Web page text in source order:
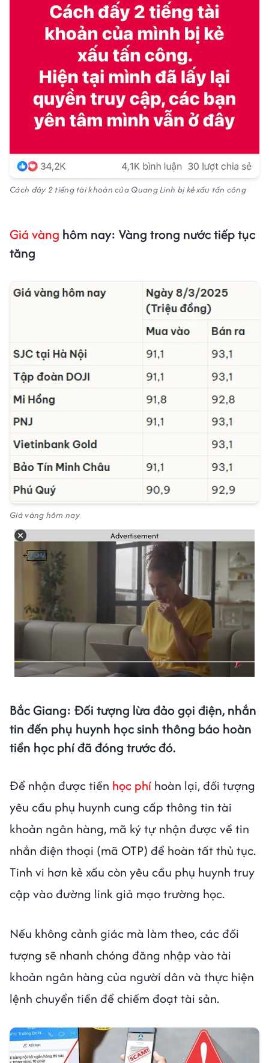
Cách đây 2 tiếng tài khoản của Quang Linh bị kẻ xấu tấn công
Giá vàng hôm nay: Vàng trong nước tiếp tục
tăng
Giá vàng hôm nay
Advertisement
Bắc Giang: Đối tượng lừa đảo gọi điện, nhắn
tin đến phụ huynh học sinh thông báo hoàn
tiền học phí đã đóng trước đó.
Để nhận được tiền học phí hoàn lại, đối tượng
yêu cầu phụ huynh cung cấp thông tin tài
khoản ngân hàng, mã ký tự nhận được về tin
nhắn điện thoại (mã OTP) để hoàn tất thủ tục.
Tinh vi hơn kẻ xấu còn yêu cầu phụ huynh truy
cập vào đường link giả mạo trường học.
Nếu không cảnh giác mà làm theo, các đối
tượng sẽ nhanh chóng đăng nhập vào tài
khoản ngân hàng của người dân và thực hiện
lệnh chuyển tiền để chiếm đoạt tài sản.